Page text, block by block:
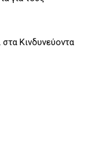
Κινδυνεύοντα